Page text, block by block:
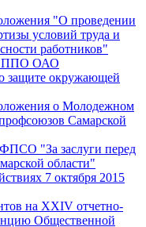
"О проведении
условий труда и
работников"
ППО ОАО
защите окружающей
о Молодежном
Самарской
"За заслуги перед
области"
7 октября 2015
на XXIV отчетно-
Общественной